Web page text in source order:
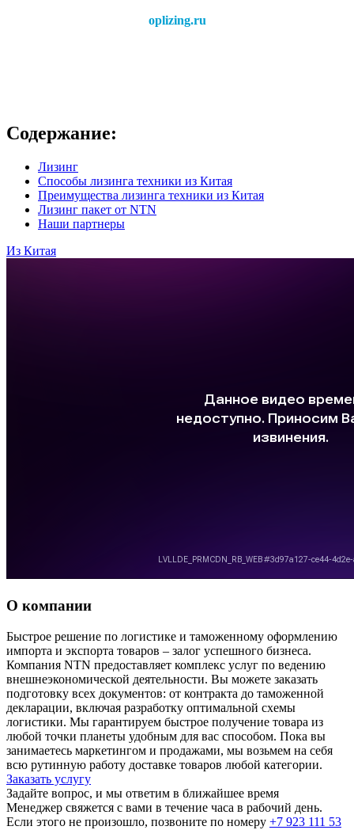
oplizing.ru
Содержание:
Лизинг
Способы лизинга техники из Китая
Преимущества лизинга техники из Китая
Лизинг пакет от NTN
Наши партнеры
Из Китая
О компании
Быстрое решение по логистике и таможенному оформлению
импорта и экспорта товаров – залог успешного бизнеса.
Компания NTN предоставляет комплекс услуг по ведению
внешнеэкономической деятельности. Вы можете заказать
подготовку всех документов: от контракта до таможенной
декларации, включая разработку оптимальной схемы
логистики. Мы гарантируем быстрое получение товара из
любой точки планеты удобным для вас способом. Пока вы
занимаетесь маркетингом и продажами, мы возьмем на себя
всю рутинную работу доставке товаров любой категории.
Заказать услугу
Задайте вопрос, и мы ответим в ближайшее время
Менеджер свяжется с вами в течение часа в рабочий день.
Если этого не произошло, позвоните по номеру +7 923 111 53